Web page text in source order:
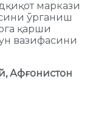
маркази
ўрганиш
қарши
вазифасини
Афғонистон